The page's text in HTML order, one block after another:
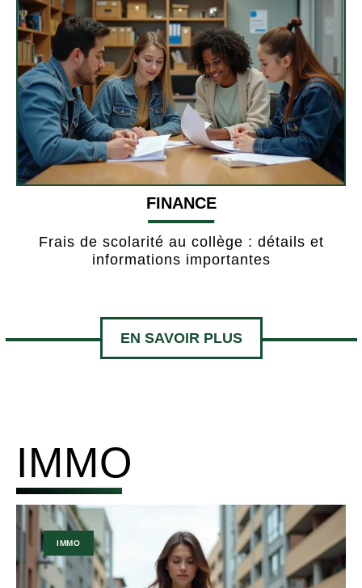
FINANCE
Frais de scolarité au collège : détails et
informations importantes
EN SAVOIR PLUS
IMMO
IMMO